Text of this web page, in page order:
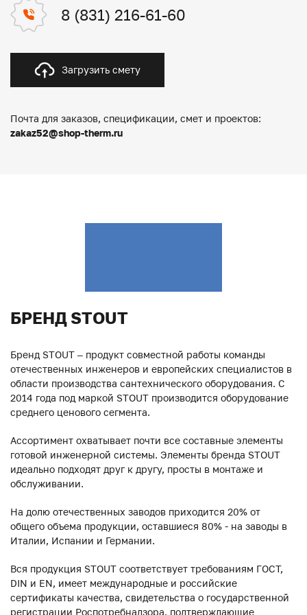
8 (831) 216-61-60
Загрузить смету
Почта для заказов, спецификации, смет и проектов:
zakaz52@shop-therm.ru
БРЕНД STOUT
Бренд STOUT – продукт совместной работы команды
отечественных инженеров и европейских специалистов в
области производства сантехнического оборудования. С
2014 года под маркой STOUT производится оборудование
среднего ценового сегмента.
Ассортимент охватывает почти все составные элементы
готовой инженерной системы. Элементы бренда STOUT
идеально подходят друг к другу, просты в монтаже и
обслуживании.
На долю отечественных заводов приходится 20% от
общего объема продукции, оставшиеся 80% - на заводы в
Италии, Испании и Германии.
Вся продукция STOUT соответствует требованиям ГОСТ,
DIN и EN, имеет международные и российские
сертификаты качества, свидетельства о государственной
регистрации Роспотребнадзора, подтверждающие